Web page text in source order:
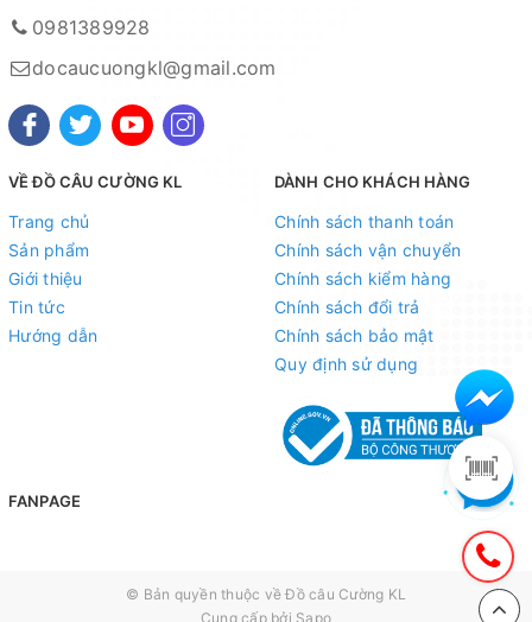
0981389928
docaucuongkl@gmail.com
VỀ ĐỒ CÂU CƯỜNG KL
Trang chủ
Sản phẩm
Giới thiệu
Tin tức
Hướng dẫn
DÀNH CHO KHÁCH HÀNG
Chính sách thanh toán
Chính sách vận chuyển
Chính sách kiểm hàng
Chính sách đổi trả
Chính sách bảo mật
Quy định sử dụng
FANPAGE
© Bản quyền thuộc vềĐồ câu Cường KL
Cung cấp bởi Sapo